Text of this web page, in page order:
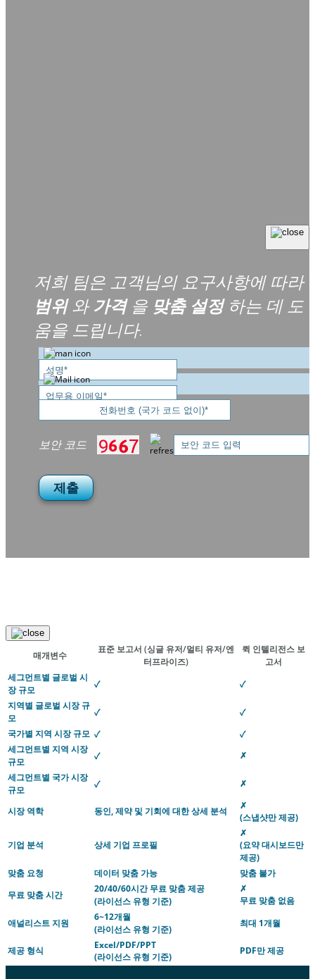
저희 팀은 고객님의 요구사항에 따라
범위와가격을 맞춤 설정하는 데 도
움을 드립니다.
보안 코드
제출
매개변수
표준 보고서 (싱글 유저/멀티 유저/엔
터프라이즈)
퀵 인텔리전스 보
고서
세그먼트별 글로벌 시
장 규모
✓
✓
지역별 글로벌 시장 규
모
✓
✓
국가별 지역 시장 규모 ✓
✓
세그먼트별 지역 시장
규모
✓
✗
세그먼트별 국가 시장
규모
✓ ✗
시장 역학 동인, 제약 및 기회에 대한 상세 분석
✗
(스냅샷만 제공)
기업 분석 상세 기업 프로필
✗
(요약 대시보드만
제공)
맞춤 요청
데이터 맞춤 가능
맞춤 불가
무료 맞춤 시간
20/40/60시간 무료 맞춤 제공
(라이선스 유형 기준)
✗
무료 맞춤 없음
애널리스트 지원
6~12개월
(라이선스 유형 기준)
최대 1개월
제공 형식
Excel/PDF/PPT
(라이선스 유형 기준)
PDF만 제공